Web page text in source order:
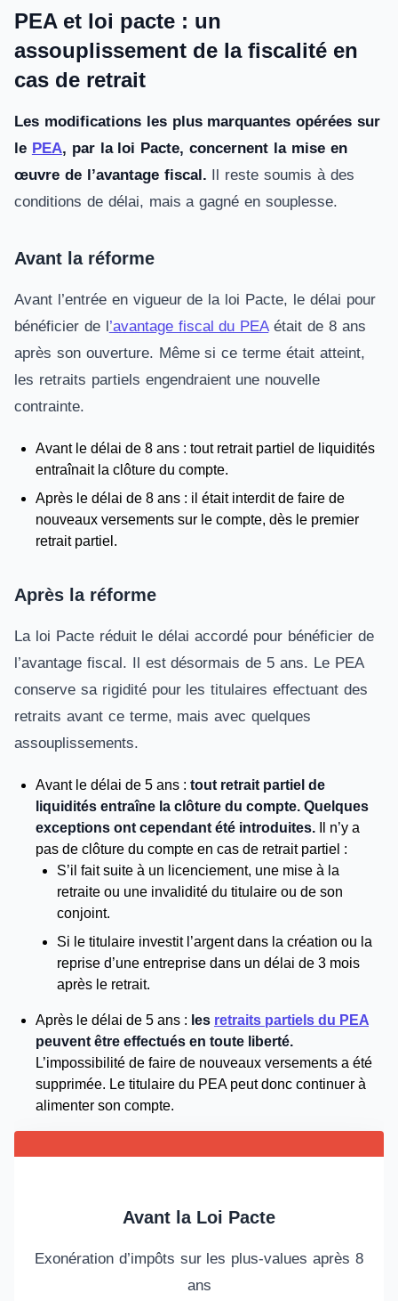
PEA et loi pacte : un
assouplissement de la fiscalité en
cas de retrait
Les modifications les plus marquantes opérées sur
le PEA, par la loi Pacte, concernent la mise en
œuvre de l’avantage fiscal. Il reste soumis à des
conditions de délai, mais a gagné en souplesse.
Avant la réforme
Avant l’entrée en vigueur de la loi Pacte, le délai pour
bénéficier de l’avantage fiscal du PEAétait de 8 ans
après son ouverture. Même si ce terme était atteint,
les retraits partiels engendraient une nouvelle
contrainte.
Avant le délai de 8 ans : tout retrait partiel de liquidités
entraînait la clôture du compte.
Après le délai de 8 ans : il était interdit de faire de
nouveaux versements sur le compte, dès le premier
retrait partiel.
Après la réforme
La loi Pacte réduit le délai accordé pour bénéficier de
l’avantage fiscal. Il est désormais de 5 ans. Le PEA
conserve sa rigidité pour les titulaires effectuant des
retraits avant ce terme, mais avec quelques
assouplissements.
Avant le délai de 5 ans : tout retrait partiel de
liquidités entraîne la clôture du compte. Quelques
exceptions ont cependant été introduites. Il n’y a
pas de clôture du compte en cas de retrait partiel :
S’il fait suite à un licenciement, une mise à la
retraite ou une invalidité du titulaire ou de son
conjoint.
Si le titulaire investit l’argent dans la création ou la
reprise d’une entreprise dans un délai de 3 mois
après le retrait.
Après le délai de 5 ans : les retraits partiels du PEA
peuvent être effectués en toute liberté.
L’impossibilité de faire de nouveaux versements a été
supprimée. Le titulaire du PEA peut donc continuer à
alimenter son compte.
Avant la Loi Pacte
Exonération d’impôts sur les plus-values après 8
ans